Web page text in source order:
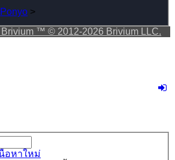
Ponyo >
Brivium ™ © 2012-2026 Brivium LLC.
อหาใหม่